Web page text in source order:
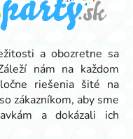
a obozretne sa
nám na každom
riešenia šité na
zákazníkom, aby sme
a dokázali ich